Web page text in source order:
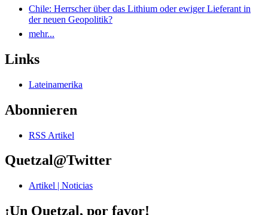
Chile: Herrscher über das Lithium oder ewiger Lieferant in
der neuen Geopolitik?
mehr...
Links
Lateinamerika
Abonnieren
RSS Artikel
Quetzal@Twitter
Artikel | Noticias
¡Un Quetzal, por favor!